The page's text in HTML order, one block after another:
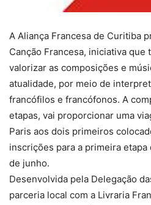
A Aliança Francesa de Curitiba
Canção Francesa, iniciativa que
valorizar as composições e
atualidade, por meio de
francófilos e francófonos. A
etapas, vai proporcionar uma
Paris aos dois primeiros
inscrições para a primeira
de junho.
Desenvolvida pela Delegação
parceria local com a Livraria